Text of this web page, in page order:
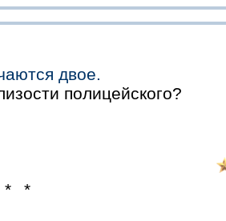
двое.
полицейского?
*